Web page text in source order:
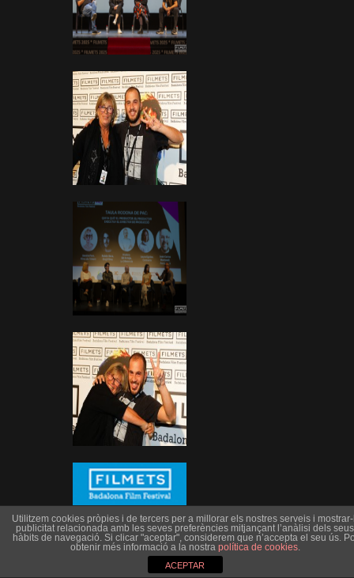
Utilitzem cookies pròpies i de tercers per a millorar els nostres serveis i
publicitat relacionada amb les seves preferències mitjançant l’anàlisi dels seus
hàbits de navegació. Si clicar "aceptar", considerem que n’accepta el seu ús.
obtenir més informació a la nostra política de cookies.
ACEPTAR